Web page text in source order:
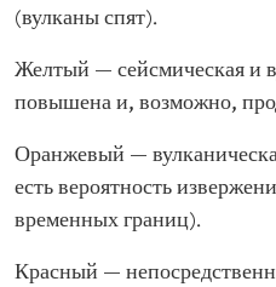
(вулканы спят).
Желтый — сейсмическая и
повышена и, возможно,
Оранжевый —
есть вероятность
временных границ).
Красный —